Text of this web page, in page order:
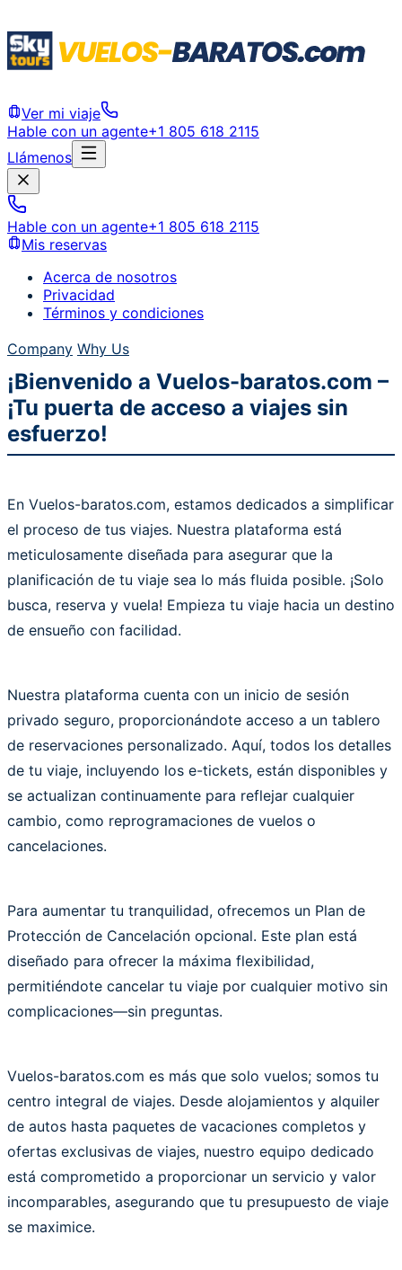
Ver mi viaje
Hable con un agente+1 805 618 2115
Llámenos
Hable con un agente+1 805 618 2115
Mis reservas
Acerca de nosotros
Privacidad
Términos y condiciones
Company Why Us
¡Bienvenido a Vuelos-baratos.com –
¡Tu puerta de acceso a viajes sin
esfuerzo!
En Vuelos-baratos.com, estamos dedicados a simplificar
el proceso de tus viajes. Nuestra plataforma está
meticulosamente diseñada para asegurar que la
planificación de tu viaje sea lo más fluida posible. ¡Solo
busca, reserva y vuela! Empieza tu viaje hacia un destino
de ensueño con facilidad.
Nuestra plataforma cuenta con un inicio de sesión
privado seguro, proporcionándote acceso a un tablero
de reservaciones personalizado. Aquí, todos los detalles
de tu viaje, incluyendo los e-tickets, están disponibles y
se actualizan continuamente para reflejar cualquier
cambio, como reprogramaciones de vuelos o
cancelaciones.
Para aumentar tu tranquilidad, ofrecemos un Plan de
Protección de Cancelación opcional. Este plan está
diseñado para ofrecer la máxima flexibilidad,
permitiéndote cancelar tu viaje por cualquier motivo sin
complicaciones—sin preguntas.
Vuelos-baratos.com es más que solo vuelos; somos tu
centro integral de viajes. Desde alojamientos y alquiler
de autos hasta paquetes de vacaciones completos y
ofertas exclusivas de viajes, nuestro equipo dedicado
está comprometido a proporcionar un servicio y valor
incomparables, asegurando que tu presupuesto de viaje
se maximice.